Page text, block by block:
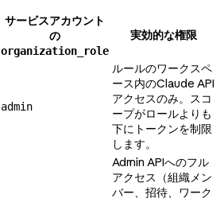
サービスアカウント
の
organization_role
実効的な権限
admin
ルールのワークスペ
ース内のClaude API
アクセスのみ。スコ
ープがロールよりも
下にトークンを制限
します。
Admin APIへのフル
アクセス（組織メン
バー、招待、ワーク